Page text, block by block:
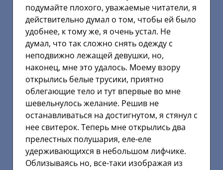
подумайте плохого, уважаемые читатели, я
действительно думал о том, чтобы ей было
удобнее, к тому же, я очень устал. Не
думал, что так сложно снять одежду с
неподвижно лежащей девушки, но,
наконец, мне это удалось. Моему взору
открылись белые трусики, приятно
облегающие тело и тут впервые во мне
шевельнулось желание. Решив не
останавливаться на достигнутом, я стянул с
нее свитерок. Теперь мне открылись два
прелестных полушария, еле-еле
удерживающихся в небольшом лифчике.
Облизываясь но, все-таки изображая из